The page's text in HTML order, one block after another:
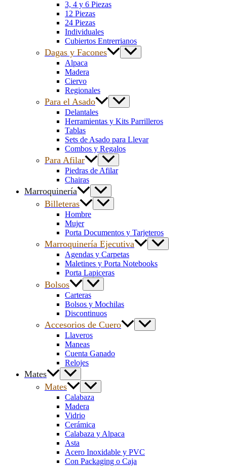
3, 4 y 6 Piezas
12 Piezas
24 Piezas
Individuales
Cubiertos Entrerrianos
Dagas y Facones
Alpaca
Madera
Ciervo
Regionales
Para el Asado
Delantales
Herramientas y Kits Parrilleros
Tablas
Sets de Asado para Llevar
Combos y Regalos
Para Afilar
Piedras de Afilar
Chairas
Marroquinería
Billeteras
Hombre
Mujer
Porta Documentos y Tarjeteros
Marroquinería Ejecutiva
Agendas y Carpetas
Maletines y Porta Notebooks
Porta Lapiceras
Bolsos
Carteras
Bolsos y Mochilas
Discontinuos
Accesorios de Cuero
Llaveros
Maneas
Cuenta Ganado
Relojes
Mates
Mates
Calabaza
Madera
Vidrio
Cerámica
Calabaza y Alpaca
Asta
Acero Inoxidable y PVC
Con Packaging o Caja